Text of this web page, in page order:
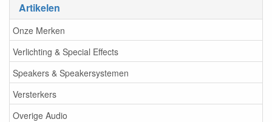
Artikelen
Onze Merken
Verlichting & Special Effects
Speakers & Speakersystemen
Versterkers
Overige Audio